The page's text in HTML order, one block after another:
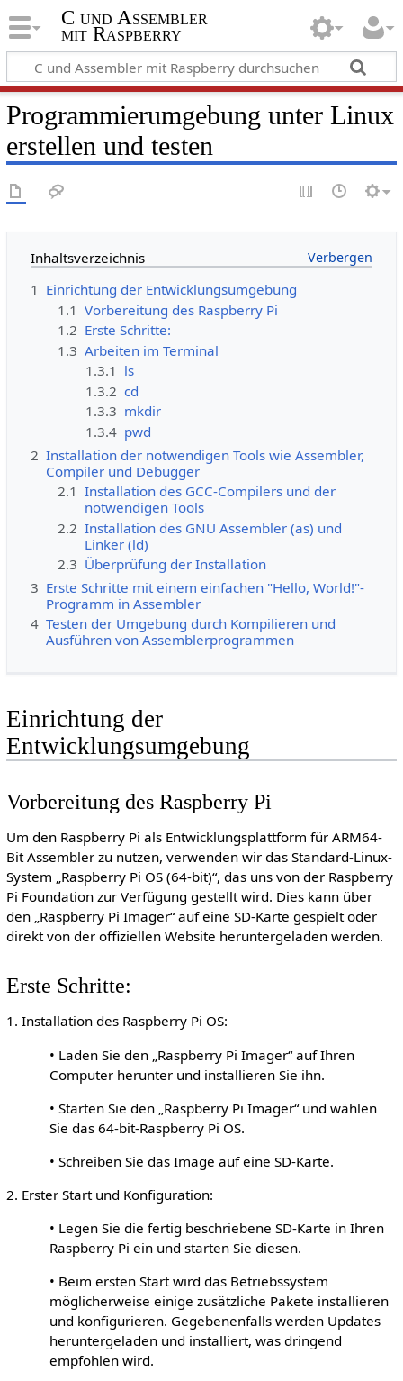
C und Assembler
mit Raspberry
Programmierumgebung unter Linux
erstellen und testen
Inhaltsverzeichnis
1 Einrichtung der Entwicklungsumgebung
1.1 Vorbereitung des Raspberry Pi
1.2 Erste Schritte:
1.3 Arbeiten im Terminal
1.3.1 ls
1.3.2 cd
1.3.3 mkdir
1.3.4 pwd
2 Installation der notwendigen Tools wie Assembler,
Compiler und Debugger
2.1 Installation des GCC-Compilers und der
notwendigen Tools
2.2 Installation des GNU Assembler (as) und
Linker (ld)
2.3 Überprüfung der Installation
3 Erste Schritte mit einem einfachen "Hello, World!"-
Programm in Assembler
4 Testen der Umgebung durch Kompilieren und
Ausführen von Assemblerprogrammen
Einrichtung der
Entwicklungsumgebung
Vorbereitung des Raspberry Pi
Um den Raspberry Pi als Entwicklungsplattform für ARM64-
Bit Assembler zu nutzen, verwenden wir das Standard-Linux-
System „Raspberry Pi OS (64-bit)“, das uns von der Raspberry
Pi Foundation zur Verfügung gestellt wird. Dies kann über
den „Raspberry Pi Imager“ auf eine SD-Karte gespielt oder
direkt von der offiziellen Website heruntergeladen werden.
Erste Schritte:
1. Installation des Raspberry Pi OS:
• Laden Sie den „Raspberry Pi Imager“ auf Ihren
Computer herunter und installieren Sie ihn.
• Starten Sie den „Raspberry Pi Imager“ und wählen
Sie das 64-bit-Raspberry Pi OS.
• Schreiben Sie das Image auf eine SD-Karte.
2. Erster Start und Konfiguration:
• Legen Sie die fertig beschriebene SD-Karte in Ihren
Raspberry Pi ein und starten Sie diesen.
• Beim ersten Start wird das Betriebssystem
möglicherweise einige zusätzliche Pakete installieren
und konfigurieren. Gegebenenfalls werden Updates
heruntergeladen und installiert, was dringend
empfohlen wird.